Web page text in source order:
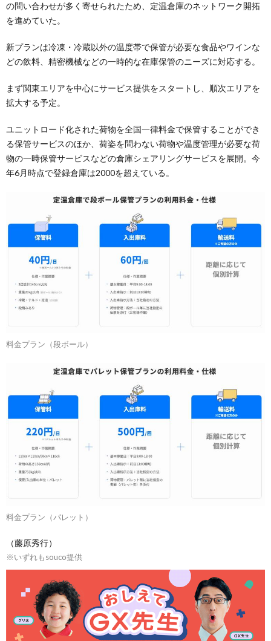
の問い合わせが多く寄せられたため、定温倉庫のネットワーク開拓
を進めていた。
新プランは冷凍・冷蔵以外の温度帯で保管が必要な食品やワインな
どの飲料、精密機械などの一時的な在庫保管のニーズに対応する。
まず関東エリアを中心にサービス提供をスタートし、順次エリアを
拡大する予定。
ユニットロード化された荷物を全国一律料金で保管することができ
る保管サービスのほか、荷姿を問わない荷物や温度管理が必要な荷
物の一時保管サービスなどの倉庫シェアリングサービスを展開。今
年6月時点で登録倉庫は2000を超えている。
料金プラン（段ボール）
料金プラン（パレット）
（藤原秀行）
※いずれもsouco提供